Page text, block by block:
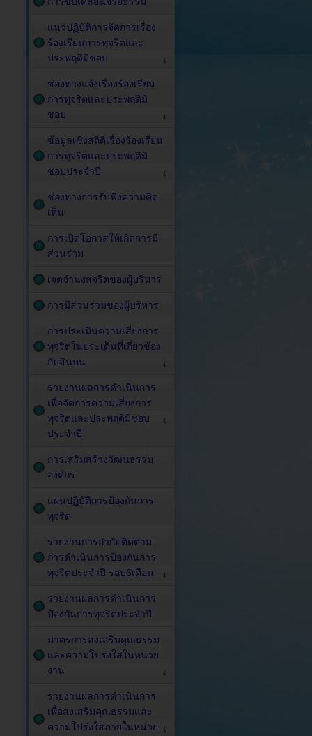
แนวปฏิบัติการจัดการเรื่อง
ร้องเรียนการทุจริตและ
ประพฤติมิชอบ
ช่องทางแจ้งเรื่องร้องเรียน
การทุจริตและประพฤติมิ
ชอบ
ข้อมูลเชิงสถิติเรื่องร้องเรียน
การทุจริตและประพฤติมิ
ชอบประจำปี
ช่องทางการรับฟังความคิด
เห็น
การเปิดโอกาสให้เกิดการมี
ส่วนร่วม
เจตจำนงสุจริตของผู้บริหาร
การมีส่วนร่วมของผู้บริหาร
การประเมินความเสี่ยงการ
ทุจริตในประเด็นที่เกี่ยวข้อง
กับสินบน
รายงานผลการดำเนินการ
เพื่อจัดการความเสี่ยงการ
ทุจริตและประพฤติมิชอบ
ประจำปี
การเสริมสร้างวัฒนธรรม
องค์กร
แผนปฏิบัติการป้องกันการ
ทุจริต
รายงานการกำกับติดตาม
การดำเนินการป้องกันการ
ทุจริตประจำปี รอบ6เดือน
รายงานผลการดำเนินการ
ป้องกันการทุจริตประจำปี
มาตรการส่งเสริมคุณธรรม
และความโปร่งใสในหน่วย
งาน
รายงานผลการดำเนินการ
เพื่อส่งเสริมคุณธรรมและ
ความโปร่งใสภายในหน่วย